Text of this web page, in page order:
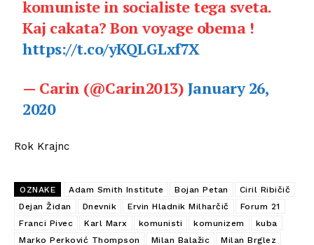
komuniste in socialiste tega sveta.
Kaj cakata? Bon voyage obema !
https://t.co/yKQLGLxf7X
— Carin (@Carin2013) January 26,
2020
Rok Krajnc
OZNAKE Adam Smith Institute Bojan Petan
Ciril Ribičič
Dejan Židan
Dnevnik Ervin Hladnik Milharčič
Forum 21
Franci Pivec
Karl Marx komunisti komunizem
kuba
Marko Perković Thompson
Milan Balažic
Milan Brglez